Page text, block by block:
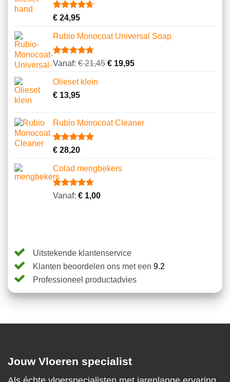
op
Gewaardeerd
gebaseerd
op
11
klantbeoordelingen
€24,95
Rubio Monocoat Universal Soap
Gewaardeerd
gebaseerd
op
23
klantbeoordelingen
Vanaf:€21,45 € 19,95
Olieset klein
€13,95
Rubio Monocoat Cleaner
Gewaardeerd
gebaseerd
op
2
klantbeoordelingen
€28,20
Colad mengbekers
Gewaardeerd
8
Vanaf: €1,00
Uitstekende klantenservice
Klanten beoordelen ons met een 9.2
Professioneel productadvies
Jouw Vloeren specialist